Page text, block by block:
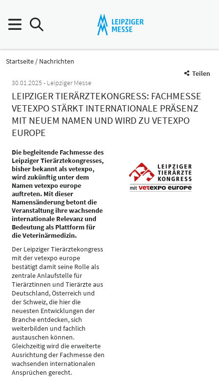
Startseite
Nachrichten
Teilen
30.01.2025
Leipziger Messe
LEIPZIGER TIERÄRZTEKONGRESS: FACHMESSE
VETEXPO STÄRKT INTERNATIONALE PRÄSENZ
MIT NEUEM NAMEN UND WIRD ZU VETEXPO
EUROPE
Die begleitende Fachmesse des
Leipziger Tierärztekongresses,
bisher bekannt als vetexpo,
wird zukünftig unter dem
Namen vetexpo europe
auftreten. Mit dieser
Namensänderung betont die
Veranstaltung ihre wachsende
internationale Relevanz und
Bedeutung als Plattform für
die Veterinärmedizin.
Der Leipziger Tierärztekongress
mit der vetexpo europe
bestätigt damit seine Rolle als
zentrale Anlaufstelle für
Tierärztinnen und Tierärzte aus
Deutschland, Österreich und
der Schweiz, die hier die
neuesten Entwicklungen der
Branche entdecken, sich
weiterbilden und fachlich
austauschen können.
Gleichzeitig wird die erweiterte
Ausrichtung der Fachmesse den
wachsenden internationalen
Ansprüchen gerecht.